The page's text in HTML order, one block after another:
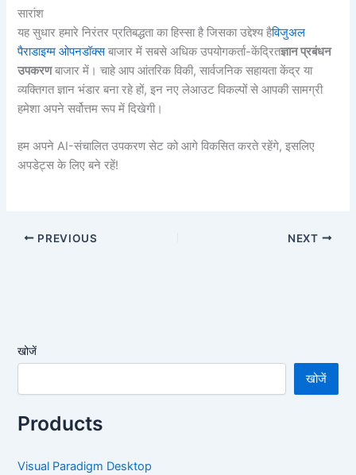
सारांश
यह सुधार हमारे निरंतर प्रतिबद्धता का हिस्सा है जिसका उद्देश्य हैविजुअल
पैराडाइग्म ओपनडॉक्सबाजार में सबसे अधिक उपयोगकर्ता-केंद्रितज्ञान प्रबंधन
उपकरणबाजार में। चाहे आप आंतरिक विकी, सार्वजनिक सहायता केंद्र या
व्यक्तिगत ज्ञान भंडार बना रहे हों, इन नए लेआउट विकल्पों से आपकी सामग्री
हमेशा अपने सर्वोत्तम रूप में दिखेगी।
हम अपने AI-संचालित उपकरण सेट को आगे विकसित करते रहेंगे, इसलिए
अपडेट्स के लिए बने रहें!
PREVIOUS NEXT
खोजें
खोजें
Products
Visual Paradigm Desktop